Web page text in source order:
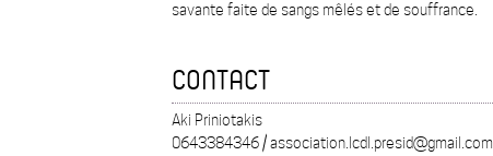
savante faite de sangs mêlés et de souffrance.
CONTACT
Aki Priniotakis
0643384346 / association.lcdl.presid@gmail.com